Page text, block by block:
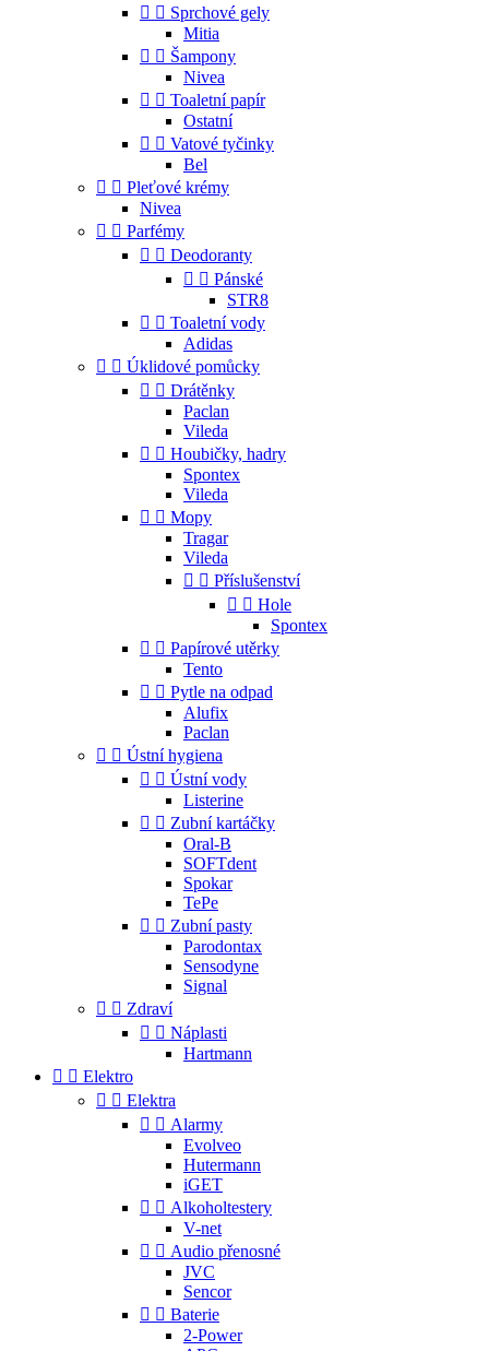
  Sprchové gely
Mitia
  Šampony
Nivea
  Toaletní papír
Ostatní
  Vatové tyčinky
Bel
  Pleťové krémy
Nivea
  Parfémy
  Deodoranty
  Pánské
STR8
  Toaletní vody
Adidas
  Úklidové pomůcky
  Drátěnky
Paclan
Vileda
  Houbičky, hadry
Spontex
Vileda
  Mopy
Tragar
Vileda
  Příslušenství
  Hole
Spontex
  Papírové utěrky
Tento
  Pytle na odpad
Alufix
Paclan
  Ústní hygiena
  Ústní vody
Listerine
  Zubní kartáčky
Oral-B
SOFTdent
Spokar
TePe
  Zubní pasty
Parodontax
Sensodyne
Signal
  Zdraví
  Náplasti
Hartmann
  Elektro
  Elektra
  Alarmy
Evolveo
Hutermann
iGET
  Alkoholtestery
V-net
  Audio přenosné
JVC
Sencor
  Baterie
2-Power